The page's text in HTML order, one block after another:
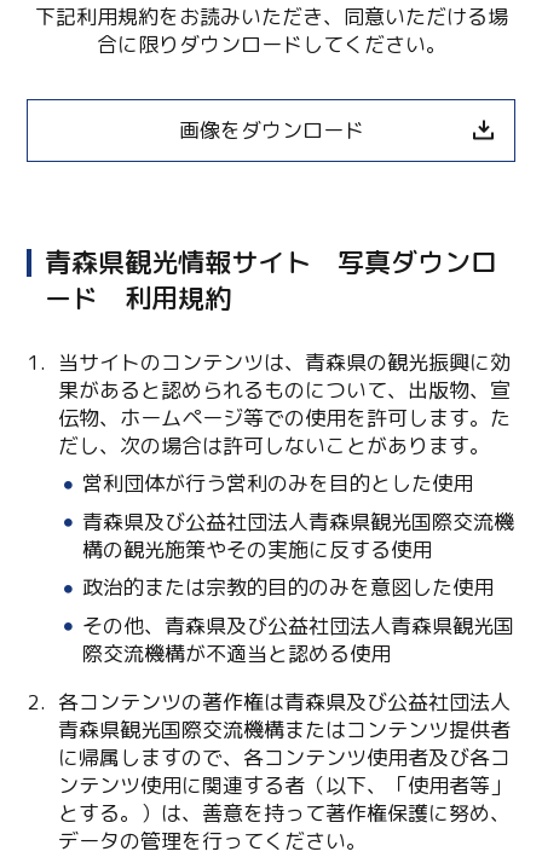
下記利用規約をお読みいただき、同意いただける場
合に限りダウンロードしてください。
画像をダウンロード
青森県観光情報サイト 写真ダウンロ
ード 利用規約
当サイトのコンテンツは、青森県の観光振興に効
果があると認められるものについて、出版物、宣
伝物、ホームページ等での使用を許可します。た
だし、次の場合は許可しないことがあります。
営利団体が行う営利のみを目的とした使用
青森県及び公益社団法人青森県観光国際交流機
構の観光施策やその実施に反する使用
政治的または宗教的目的のみを意図した使用
その他、青森県及び公益社団法人青森県観光国
際交流機構が不適当と認める使用
各コンテンツの著作権は青森県及び公益社団法人
青森県観光国際交流機構またはコンテンツ提供者
に帰属しますので、各コンテンツ使用者及び各コ
ンテンツ使用に関連する者（以下、「使用者等」
とする。）は、善意を持って著作権保護に努め、
データの管理を行ってください。
Twitter
Facebook
Line
Copy URL